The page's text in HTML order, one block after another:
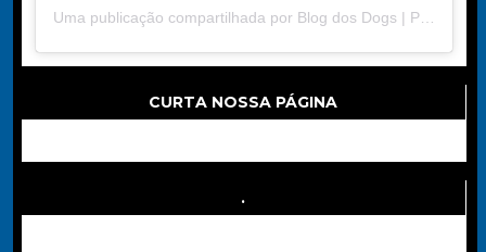
Uma publicação compartilhada por Blog dos Dogs | Portal de Dicas (@blogdosdogs2024)
CURTA NOSSA PÁGINA
.